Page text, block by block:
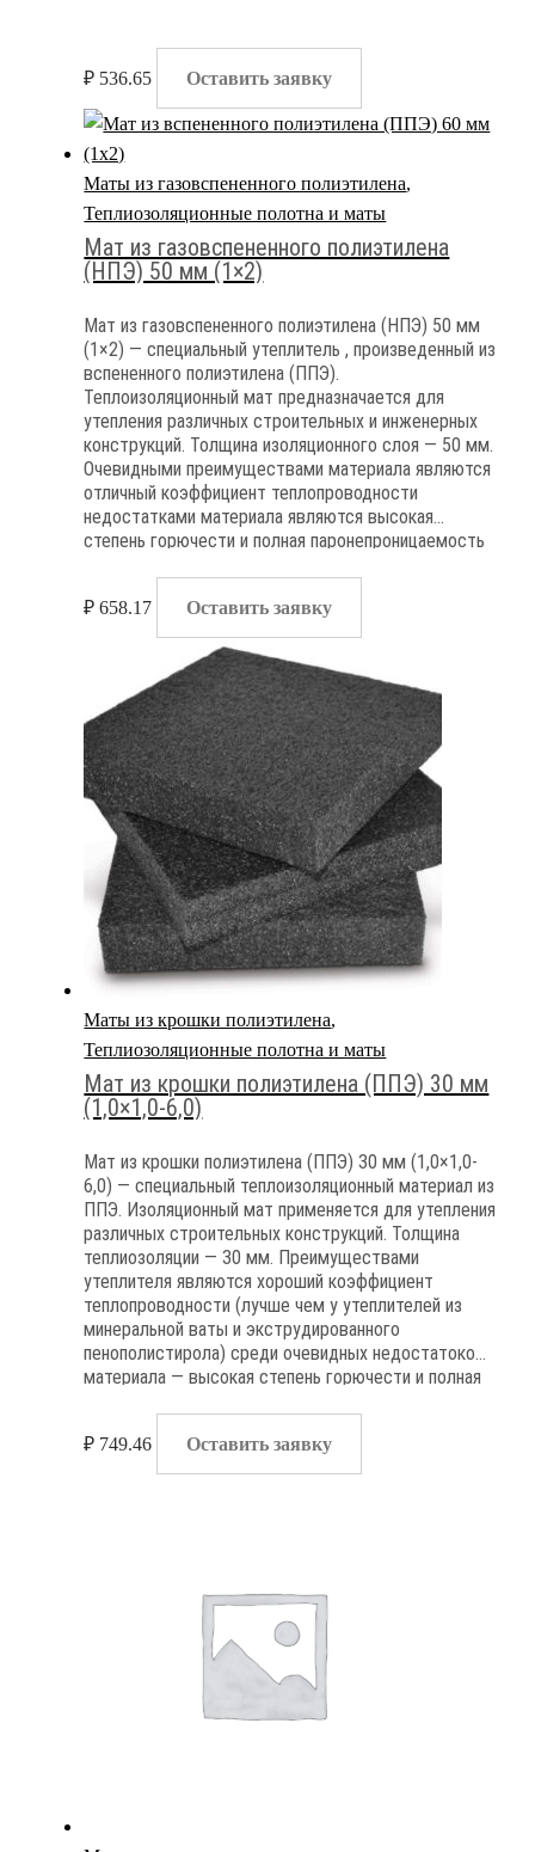
₽ 536.65 Оставить заявку
Маты из газовспененного полиэтилена,
Теплиозоляционные полотна и маты
Мат из газовспененного полиэтилена
(НПЭ) 50 мм (1×2)
Мат из газовспененного полиэтилена (НПЭ) 50 мм
(1×2) — специальный утеплитель , произведенный из
вспененного полиэтилена (ППЭ).
Теплоизоляционный мат предназначается для
утепления различных строительных и инженерных
конструкций. Толщина изоляционного слоя — 50 мм.
Очевидными преимуществами материала являются
отличный коэффициент теплопроводности
недостатками материала являются высокая
степень горючести и полная паронепроницаемость
₽ 658.17 Оставить заявку
Маты из крошки полиэтилена,
Теплиозоляционные полотна и маты
Мат из крошки полиэтилена (ППЭ) 30 мм
(1,0×1,0-6,0)
Мат из крошки полиэтилена (ППЭ) 30 мм (1,0×1,0-
6,0) — специальный теплоизоляционный материал из
ППЭ. Изоляционный мат применяется для утепления
различных строительных конструкций. Толщина
теплиозоляции — 30 мм. Преимуществами
утеплителя являются хороший коэффициент
теплопроводности (лучше чем у утеплителей из
минеральной ваты и экструдированного
пенополистирола) среди очевидных недостатоков
материала — высокая степень горючести и полная
₽ 749.46 Оставить заявку